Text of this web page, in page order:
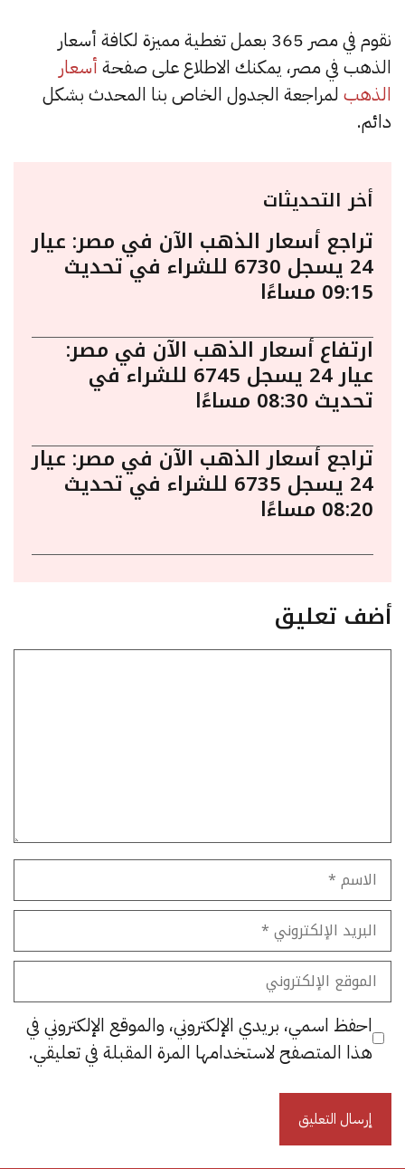
نقوم في مصر 365 بعمل تغطية مميزة لكافة أسعار
الذهب في مصر، يمكنك الاطلاع على صفحة أسعار
الذهب لمراجعة الجدول الخاص بنا المحدث بشكل
دائم.
أخر التحديثات
تراجع أسعار الذهب الآن في مصر: عيار
24 يسجل 6730 للشراء في تحديث
09:15 مساءًا
ارتفاع أسعار الذهب الآن في مصر:
عيار 24 يسجل 6745 للشراء في
تحديث 08:30 مساءًا
تراجع أسعار الذهب الآن في مصر: عيار
24 يسجل 6735 للشراء في تحديث
08:20 مساءًا
أضف تعليق
الاسم
البريد
الإلكتروني
الموقع
الإلكتروني
احفظ اسمي، بريدي الإلكتروني، والموقع الإلكتروني في
هذا المتصفح لاستخدامها المرة المقبلة في تعليقي.